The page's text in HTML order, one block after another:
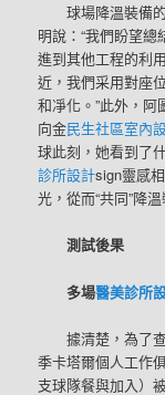
球場降溫裝備
明說：“我們盼望總
進到其他工程的利
近，我們采用對座
和凈化。”此外，
向金民生社區室內
球此刻，她看到了
診所設計sign靈感
光，從而“共同”降
測試後果
多場醫美診所
據清楚，為了
季卡塔爾個人工作
支球隊餐與加入）